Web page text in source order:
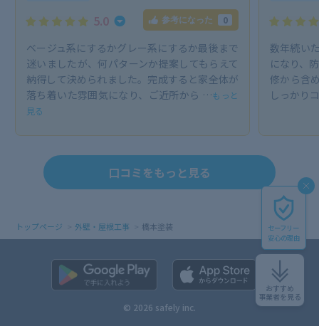
5.0 参考になった 0
ベージュ系にするかグレー系にするか最後まで
迷いましたが、何パターンか提案してもらえて
納得して決められました。完成すると家全体が
落ち着いた雰囲気になり、ご近所から …もっと
見る
数年続い
になり、
修から含
しっかり
口コミをもっと見る
トップページ 外壁・屋根工事 橋本塗装
© 2026 safely inc.
おすすめ
事業者を見る
セーフリー
安心の理由